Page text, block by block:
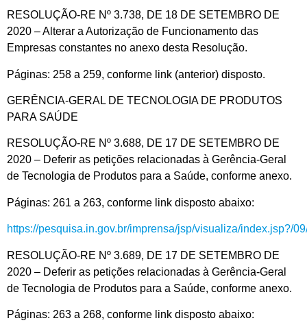
RESOLUÇÃO-RE Nº 3.738, DE 18 DE SETEMBRO DE
2020 – Alterar a Autorização de Funcionamento das
Empresas constantes no anexo desta Resolução.
Páginas: 258 a 259, conforme link (anterior) disposto.
GERÊNCIA-GERAL DE TECNOLOGIA DE PRODUTOS
PARA SAÚDE
RESOLUÇÃO-RE Nº 3.688, DE 17 DE SETEMBRO DE
2020 – Deferir as petições relacionadas à Gerência-Geral
de Tecnologia de Produtos para a Saúde, conforme anexo.
Páginas: 261 a 263, conforme link disposto abaixo:
https://pesquisa.in.gov.br/imprensa/jsp/visualiza/index.jsp?/
RESOLUÇÃO-RE Nº 3.689, DE 17 DE SETEMBRO DE
2020 – Deferir as petições relacionadas à Gerência-Geral
de Tecnologia de Produtos para a Saúde, conforme anexo.
Páginas: 263 a 268, conforme link disposto abaixo: